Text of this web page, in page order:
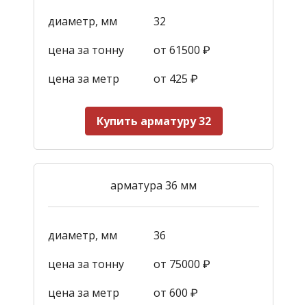
диаметр, мм
32
цена за тонну
от 61500 ₽
цена за метр
от 425 ₽
Купить арматуру 32
арматура 36 мм
диаметр, мм
36
цена за тонну
от 75000 ₽
цена за метр
от 600 ₽